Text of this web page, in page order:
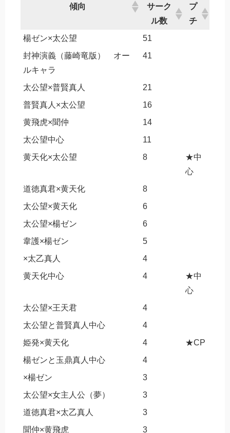
傾向
サーク
ル数
プ
チ
傾向
サーク
楊ゼン×太公望
51
封神演義（藤崎竜版） オー
ルキャラ
41
太公望×普賢真人
21
普賢真人×太公望
16
黄飛虎×聞仲
14
太公望中心
11
黄天化×太公望
8
★中
心
道徳真君×黄天化
8
太公望×黄天化
6
太公望×楊ゼン
6
韋護×楊ゼン
5
×太乙真人
4
黄天化中心
4
★中
心
太公望×王天君
4
太公望と普賢真人中心
4
姫発×黄天化
4
★CP
楊ゼンと玉鼎真人中心
4
×楊ゼン
3
太公望×女主人公（夢）
3
道徳真君×太乙真人
3
聞仲×黄飛虎
3